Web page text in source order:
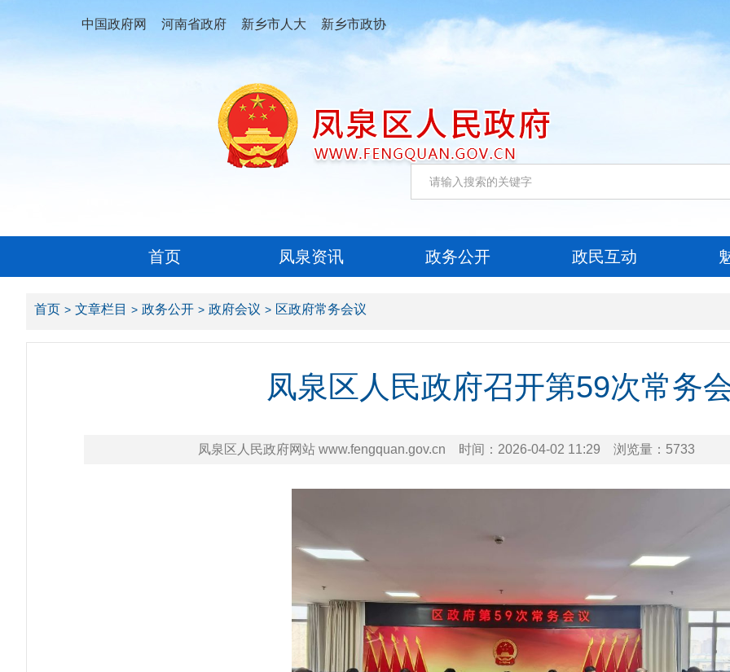
中国政府网 河南省政府 新乡市人大 新乡市政协
首页 凤泉资讯 政务公开 政民互动
首页 文章栏目 政务公开 政府会议 区政府常务会议
凤泉区人民政府召开第59次常务
凤泉区人民政府网站 www.fengquan.gov.cn 时间： 2026-04-02 11:29 浏览量： 5733